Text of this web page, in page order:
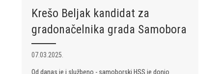
Krešo Beljak kandidat za
gradonačelnika grada Samobora
07.03.2025.
Od danas je i službeno - samoborski HSS je donio